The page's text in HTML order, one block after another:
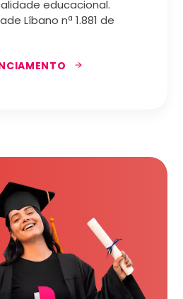
educacional.
Líbano nª 1.881 de